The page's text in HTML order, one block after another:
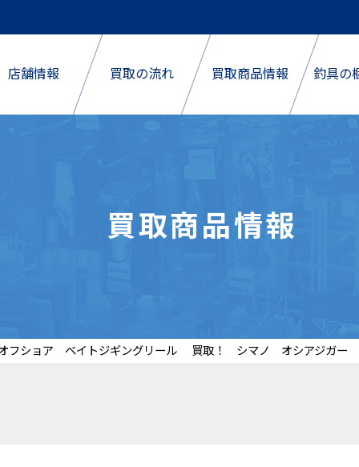
店舗情報 買取の流れ 買取商品情報 釣具の
買取商品情報
フショア ベイトジギングリール 買取！ シマノ オシアジガー